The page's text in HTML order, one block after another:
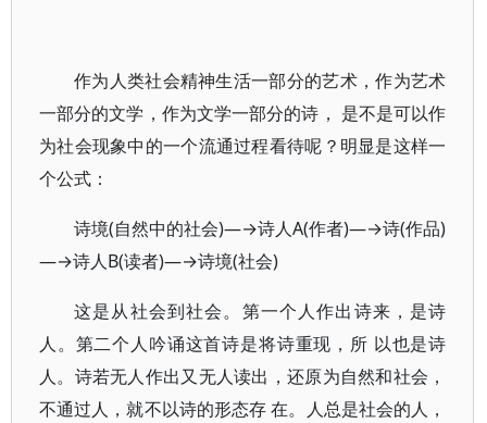
作为人类社会精神生活一部分的艺术，作为艺术
一部分的文学，作为文学一部分的诗， 是不是可以作
为社会现象中的一个流通过程看待呢？明显是这样一
个公式：
诗境(自然中的社会)—→诗人A(作者)—→诗(作品)
—→诗人B(读者)—→诗境(社会)
这是从社会到社会。第一个人作出诗来，是诗
人。第二个人吟诵这首诗是将诗重现，所 以也是诗
人。诗若无人作出又无人读出，还原为自然和社会，
不通过人，就不以诗的形态存 在。人总是社会的人，